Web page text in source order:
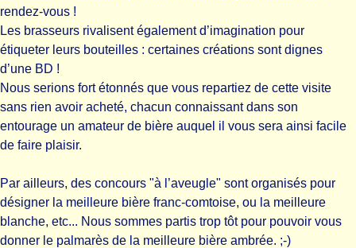
rendez-vous !
Les brasseurs rivalisent également d’imagination pour
étiqueter leurs bouteilles : certaines créations sont dignes
d’une BD !
Nous serions fort étonnés que vous repartiez de cette visite
sans rien avoir acheté, chacun connaissant dans son
entourage un amateur de bière auquel il vous sera ainsi facile
de faire plaisir.
Par ailleurs, des concours "à l’aveugle" sont organisés pour
désigner la meilleure bière franc-comtoise, ou la meilleure
blanche, etc... Nous sommes partis trop tôt pour pouvoir vous
donner le palmarès de la meilleure bière ambrée. ;-)